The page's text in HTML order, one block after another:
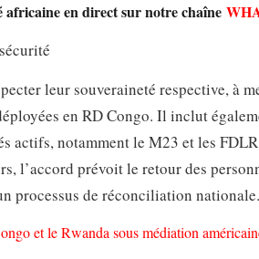
africaine en direct sur notre chaîne
leur souveraineté respective, à
en RD Congo. Il inclut
actifs, notamment le M23 et les
l’accord prévoit le retour des
processus de réconciliation nationale.
et le Rwanda sous médiation